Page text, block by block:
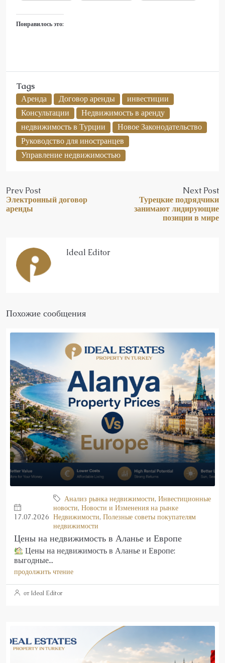
Понравилось это:
Tags
Аренда
Договор аренды
инвестиции
Консультации
Недвижимость в аренду
недвижимость в Турции
Новое Законодательство
Руководство для иностранцев
Управление недвижимостью
Prev Post
Электронный договор
аренды
Next Post
Турецкие подрядчики
занимают лидирующие
позиции в мире
Ideal Editor
Похожие сообщения
17.07.2026
Анализ рынка недвижимости, Инвестиционные
новости, Новости и Изменения на рынке
Недвижимости, Полезные советы покупателям
недвижимости
Цены на недвижимость в Аланье и Европе
Цены на недвижимость в Аланье и Европе:
выгодные...
продолжить чтение
от Ideal Editor